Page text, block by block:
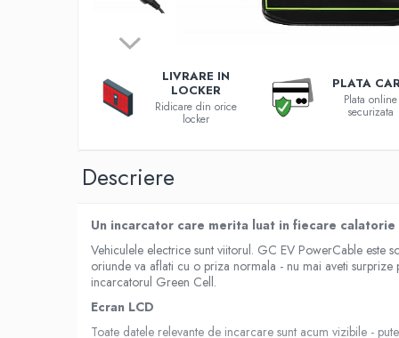
Stabilizatoare tensiune
Diverse gadgeturi
Accesorii auto
LIVRARE IN
LOCKER
Ridicare din orice
locker
PLATA
Plata online
securizata
Descriere
Un incarcator care merita luat in fiecare calatorie
Vehiculele electrice sunt viitorul. GC EV PowerCable este
oriunde va aflati cu o priza normala - nu mai aveti surprize
incarcatorul Green Cell.
Ecran LCD
Toate datele relevante de incarcare sunt acum vizibile -